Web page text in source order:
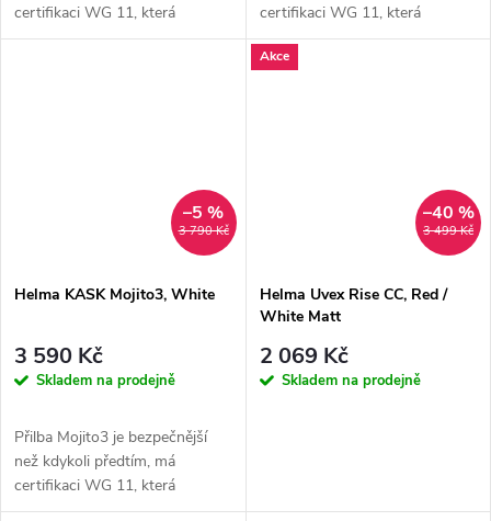
certifikaci WG 11, která
překračuje evropské
certifikaci WG 11, která
překračuje evropské
bezpečnostní...
3 790 Kč
–5 %
Helma KASK Mojito3, White
3 590 Kč
Skladem na prodejně
Přilba Mojito3 je bezpečnější
než kdykoli předtím, má
certifikaci WG 11, která
překračuje evropské
Akce
3 499 Kč
–40 %
Helma Uvex Rise CC, Red /
White Matt
2 069 Kč
Skladem na prodejně